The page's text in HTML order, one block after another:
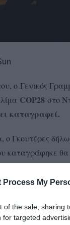
Process My
of the sale, sharing
for targeted
ο Γενικός
COP28 στο
καταγραφεί.
Γκουτέρες
καταγράφηκε
πρότινος